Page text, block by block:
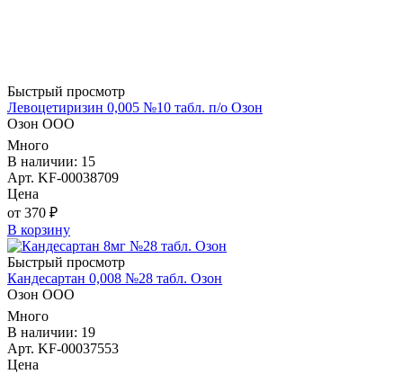
Быстрый просмотр
Левоцетиризин 0,005 №10 табл. п/о Озон
Озон ООО
Много
В наличии: 15
Арт. KF-00038709
Цена
от 370 ₽
В корзину
Быстрый просмотр
Кандесартан 0,008 №28 табл. Озон
Озон ООО
Много
В наличии: 19
Арт. KF-00037553
Цена